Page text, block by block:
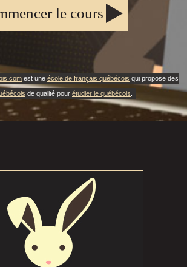
le cours
est une école de français québécois qui propose des
de qualité pour étudier le québécois